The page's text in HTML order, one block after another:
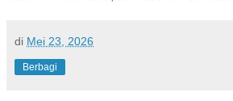
di Mei 23, 2026
Berbagi